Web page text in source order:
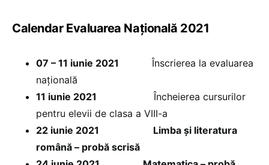
Calendar Evaluarea Națională 2021
07 – 11 iunie 2021 Înscrierea la evaluarea
națională
11 iunie 2021 Încheierea cursurilor
pentru elevii de clasa a VIII-a
22 iunie 2021
Limba și literatura
română – probă scrisă